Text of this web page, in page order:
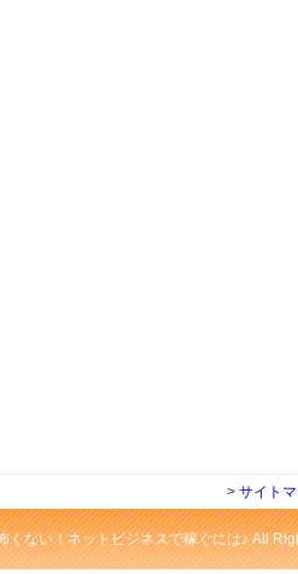
> サイト
ない！ネットビジネスで稼ぐには♪ All